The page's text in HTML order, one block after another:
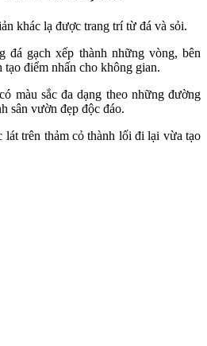
khác lạ được trang trí từ đá và sỏi.
đá gạch xếp thành những vòng, bên
điểm nhấn cho không gian.
màu sắc đa dạng theo những đường
sân vườn đẹp độc đáo.
lát trên thảm cỏ thành lối đi lại vừa tạo